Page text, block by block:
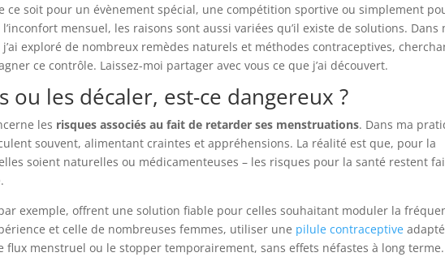
ce soit pour un évènement spécial, une compétition sportive ou simplement
mensuel, les raisons sont aussi variées qu’il existe de solutions. Dans
exploré de nombreux remèdes naturels et méthodes contraceptives,
ce contrôle. Laissez-moi partager avec vous ce que j’ai découvert.
ou les décaler, est-ce dangereux ?
les risques associés au fait de retarder ses menstruations. Dans ma
souvent, alimentant craintes et appréhensions. La réalité est que, pour la
soient naturelles ou médicamenteuses – les risques pour la santé restent
exemple, offrent une solution fiable pour celles souhaitant moduler la
et celle de nombreuses femmes, utiliser une pilule contraceptive
menstruel ou le stopper temporairement, sans effets néfastes à long terme.